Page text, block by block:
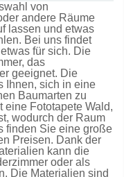
von
andere Räume
lassen und etwas
Bei uns findet
für sich. Die
das
geeignet. Die
Ihnen, sich in eine
Baumarten zu
eine Fototapete Wald,
wodurch der Raum
finden Sie eine große
Preisen. Dank der
kann die
oder als
Die Materialien sind